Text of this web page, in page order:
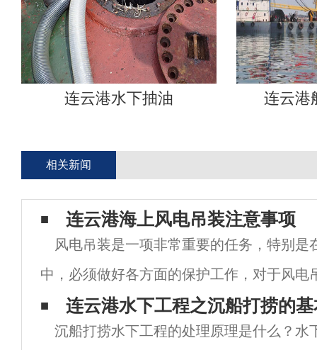
连云港水下抽油 连云港
相关新闻
连云港海上风电吊装注意事项
风电吊装是一项非常重要的任务，特别是
中，必须做好各方面的保护工作，对于风电
注意以下问题。1.风电吊装施工应提前报告
主管部门的安排进行施工。2.根据规定，施
连云港水下工程之沉船打捞的
沉船打捞水下工程的处理原理是什么？水